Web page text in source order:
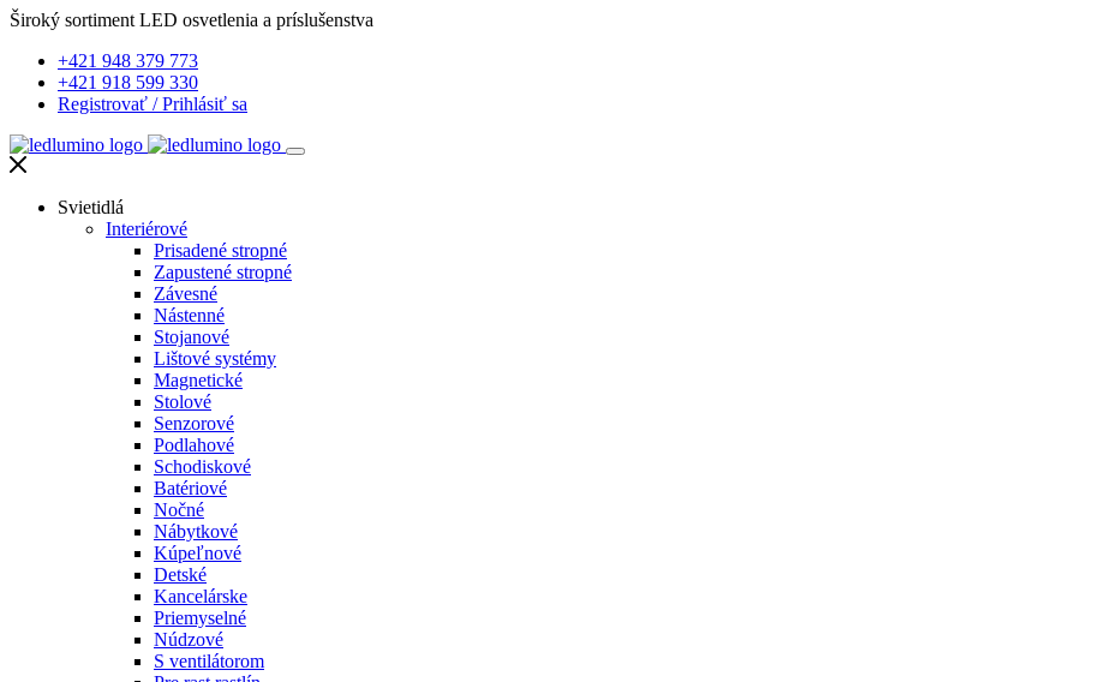
Široký sortiment LED osvetlenia a príslušenstva
+421 948 379 773
+421 918 599 330
Registrovať /Prihlásiť sa
Svietidlá
Interiérové
Prisadené stropné
Zapustené stropné
Závesné
Nástenné
Stojanové
Lištové systémy
Magnetické
Stolové
Senzorové
Podlahové
Schodiskové
Batériové
Nočné
Nábytkové
Kúpeľnové
Detské
Kancelárske
Priemyselné
Núdzové
S ventilátorom